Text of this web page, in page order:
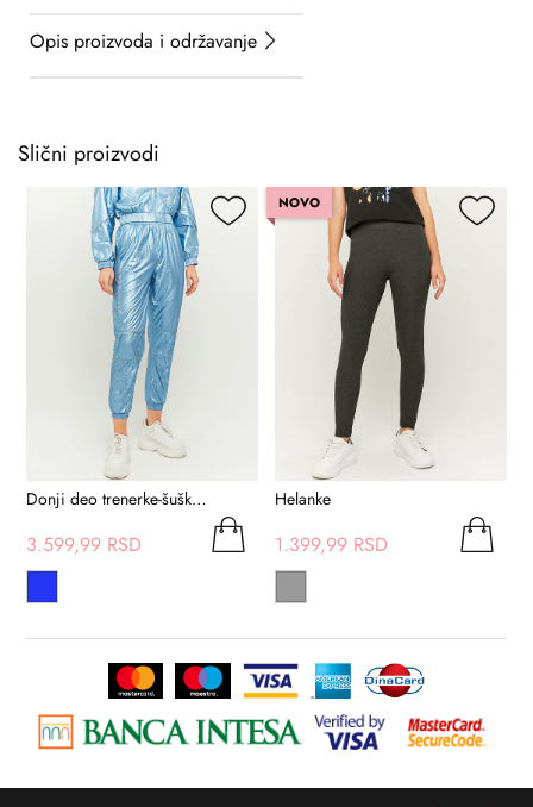
Opis proizvoda i održavanje
Slični proizvodi
Donji deo trenerke-šuškavac
3.599,99 RSD
NOVO
Helanke
1.399,99 RSD